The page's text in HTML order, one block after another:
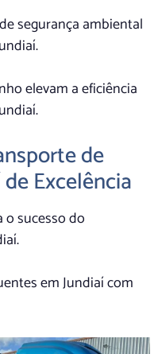
segurança ambiental
elevam a eficiência
de
Excelência
sucesso do
em Jundiaí com